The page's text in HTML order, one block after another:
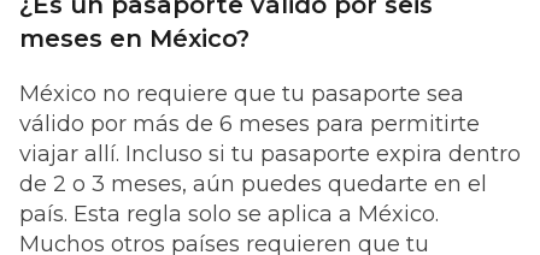
meses en México?
México no requiere que tu pasaporte sea
válido por más de 6 meses para permitirte
viajar allí. Incluso si tu pasaporte expira dentro
de 2 o 3 meses, aún puedes quedarte en el
país. Esta regla solo se aplica a México.
Muchos otros países requieren que tu